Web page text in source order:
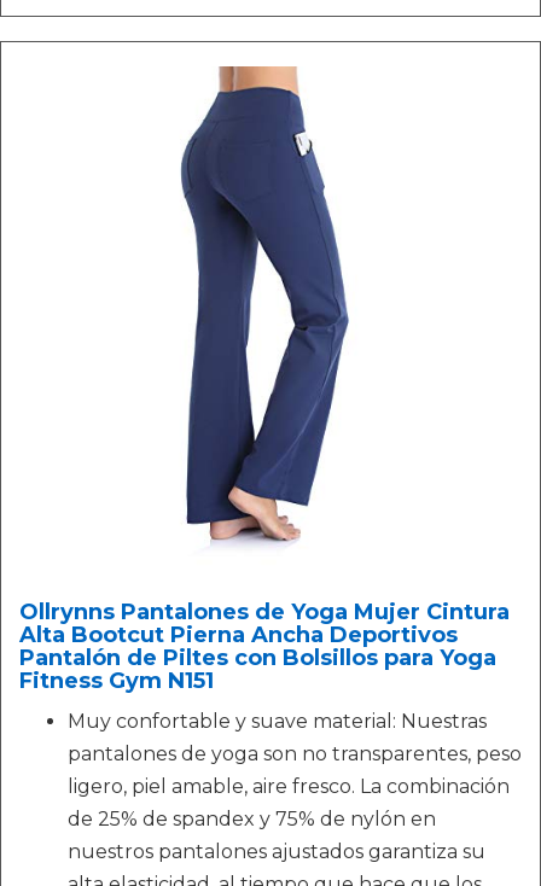
Ollrynns Pantalones de Yoga Mujer Cintura
Alta Bootcut Pierna Ancha Deportivos
Pantalón de Piltes con Bolsillos para Yoga
Fitness Gym N151
Muy confortable y suave material: Nuestras
pantalones de yoga son no transparentes, peso
ligero, piel amable, aire fresco. La combinación
de 25% de spandex y 75% de nylón en
nuestros pantalones ajustados garantiza su